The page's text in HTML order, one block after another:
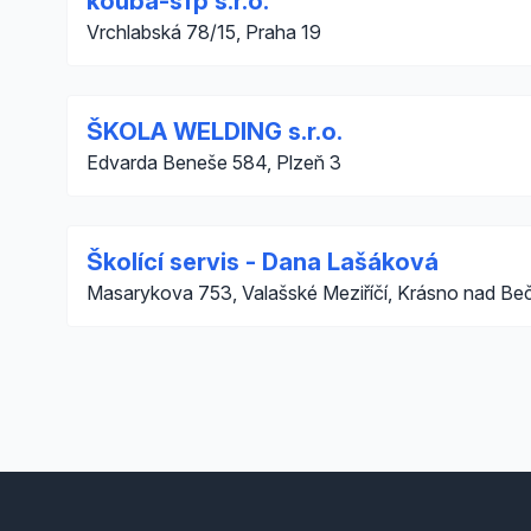
Vrchlabská 78/15, Praha 19
ŠKOLA WELDING s.r.o.
Edvarda Beneše 584, Plzeň 3
Školící servis - Dana Lašáková
Masarykova 753, Valašské Meziříčí, Krásno nad